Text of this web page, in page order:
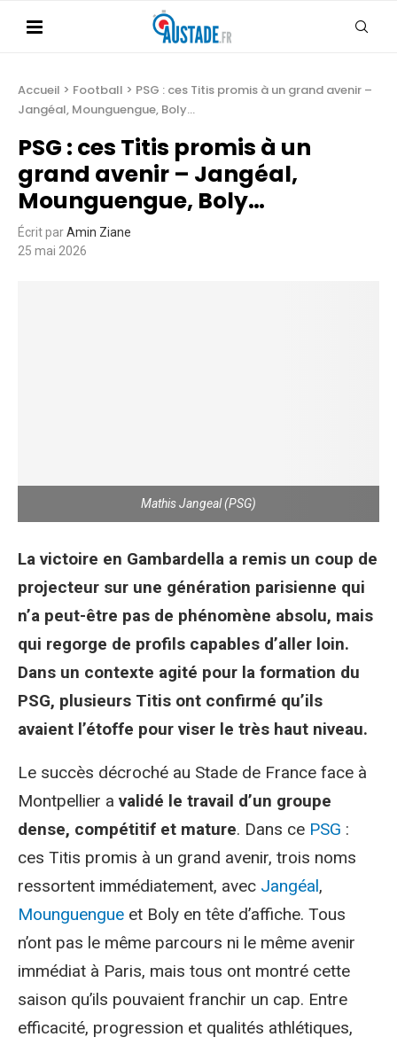
Accueil > Football > PSG : ces Titis promis à un grand avenir –
Jangéal, Mounguengue, Boly…
PSG : ces Titis promis à un
grand avenir – Jangéal,
Mounguengue, Boly…
Écrit parAmin Ziane
25 mai 2026
Mathis Jangeal (PSG)
La victoire en Gambardella a remis un coup de
projecteur sur une génération parisienne qui
n’a peut-être pas de phénomène absolu, mais
qui regorge de profils capables d’aller loin.
Dans un contexte agité pour la formation du
PSG, plusieurs Titis ont confirmé qu’ils
avaient l’étoffe pour viser le très haut niveau.
Le succès décroché au Stade de France face à
Montpellier a validé le travail d’un groupe
dense, compétitif et mature. Dans ce PSG :
ces Titis promis à un grand avenir, trois noms
ressortent immédiatement, avec Jangéal,
Mounguengue et Boly en tête d’affiche. Tous
n’ont pas le même parcours ni le même avenir
immédiat à Paris, mais tous ont montré cette
saison qu’ils pouvaient franchir un cap. Entre
efficacité, progression et qualités athlétiques,